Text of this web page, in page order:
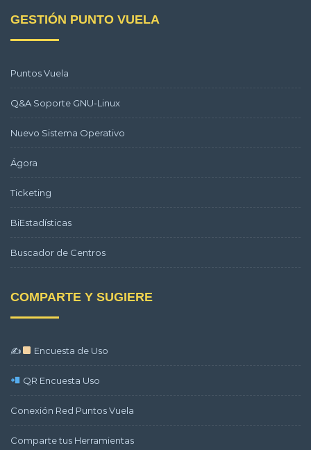
GESTIÓN PUNTO VUELA
Puntos Vuela
Q&A Soporte GNU-Linux
Nuevo Sistema Operativo
Ágora
Ticketing
BiEstadísticas
Buscador de Centros
COMPARTE Y SUGIERE
✍ Encuesta de Uso
QR Encuesta Uso
Conexión Red Puntos Vuela
Comparte tus Herramientas